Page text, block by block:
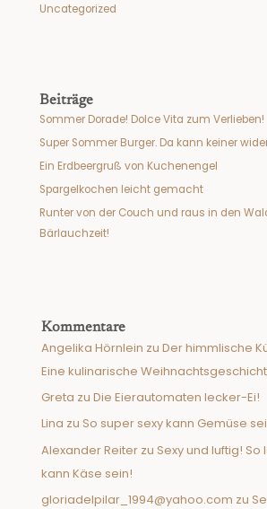
Uncategorized
Beiträge
Sommer Dorade! Dolce Vita zum Verlieben!
Super Sommer Burger. Da kann keiner
Ein Erdbeergruß von Kuchenengel
Spargelkochen leicht gemacht
Runter von der Couch und raus in den
Bärlauchzeit!
Kommentare
Angelika Hörnlein zu Der himmlische
Eine kulinarische
Greta zu Die Eierautomaten lecker-Ei!
Lina zu So super sexy kann Gemüse
Alexander Reiter zu Sexy und luftig!
kann Käse sein!
gloriadelpilar_1994@yahoo.com zu